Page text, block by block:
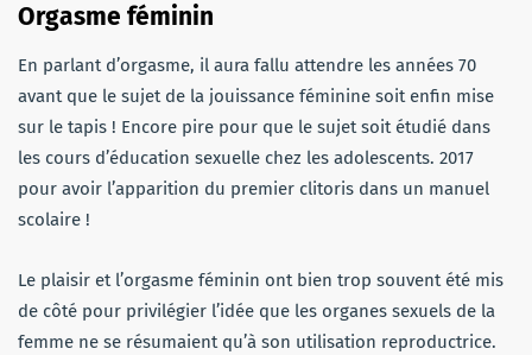
Orgasme féminin
En parlant d’orgasme, il aura fallu attendre les années 70
avant que le sujet de la jouissance féminine soit enfin mise
sur le tapis ! Encore pire pour que le sujet soit étudié dans
les cours d’éducation sexuelle chez les adolescents. 2017
pour avoir l’apparition du premier clitoris dans un manuel
scolaire !
Le plaisir et l’orgasme féminin ont bien trop souvent été mis
de côté pour privilégier l’idée que les organes sexuels de la
femme ne se résumaient qu’à son utilisation reproductrice.